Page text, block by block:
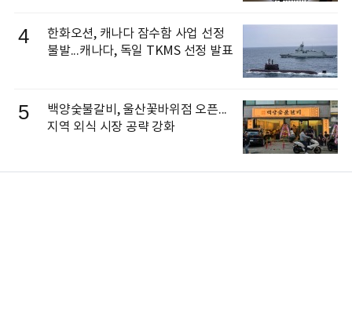
4
한화오션, 캐나다 잠수함 사업 선정
불발...캐나다, 독일 TKMS 선정 발표
5
백양숯불갈비, 울산꽃바위점 오픈...
지역 외식 시장 공략 강화